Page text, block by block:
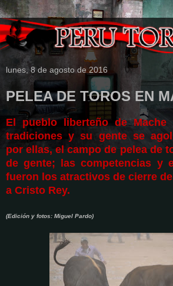
lunes, 8 de agosto de 2016
PELEA DE TOROS EN
El pueblo liberteño de Mache
tradiciones y su gente se
por ellas, el campo de pelea de
de gente; las competencias y
fueron los atractivos de cierre
a Cristo Rey.
(Edición y fotos: Miguel Pardo)